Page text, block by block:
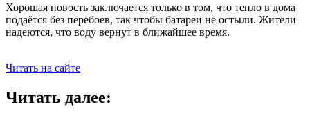
Хорошая новость заключается только в том, что тепло в дома
подаётся без перебоев, так чтобы батареи не остыли. Жители
надеются, что воду вернут в ближайшее время.
Читать на сайте
Читать далее: